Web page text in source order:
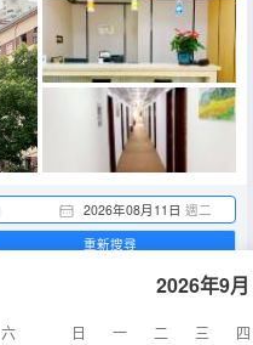
2026年08月11日 週二
六
2026年9月
日 一 二 三
四
重新搜尋